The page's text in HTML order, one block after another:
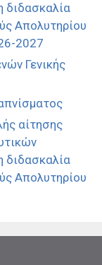
διδασκαλία
Απολυτηρίου
2027
Γενικής
αίτησης
διδασκαλία
Απολυτηρίου